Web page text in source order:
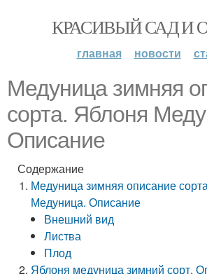
КРАСИВЫЙ САД И
главная новости
Медуница зимняя
сорта. Яблоня
Описание
Содержание
Медуница зимняя описание
Медуница. Описание
Внешний вид
Листва
Плод
Яблоня медуница зимний сорт.